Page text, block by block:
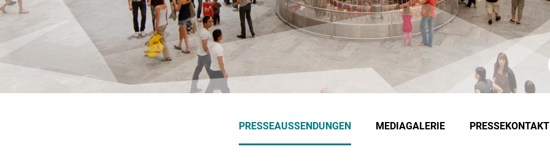
PRESSEAUSSENDUNGEN MEDIAGALERIE PRESSEKONTAKT